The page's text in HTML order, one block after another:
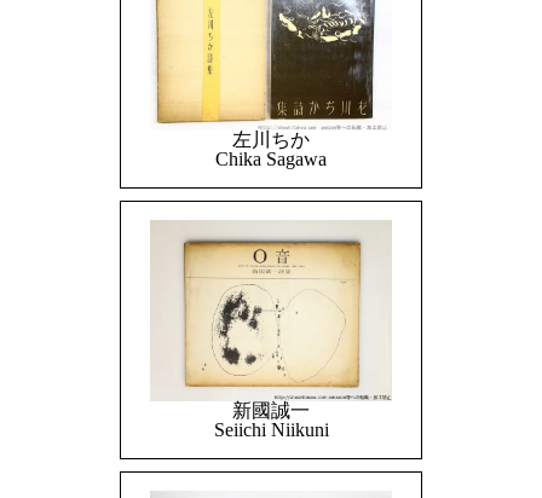
左川ちか
Chika Sagawa
新國誠一
Seiichi Niikuni